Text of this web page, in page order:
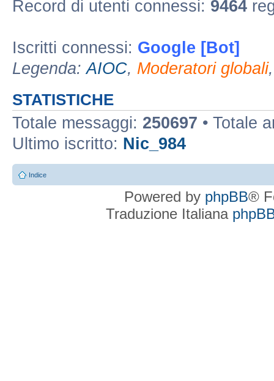
Record di utenti connessi: 9464
Iscritti connessi: Google [Bot]
Legenda:AIOC, Moderatori globali
STATISTICHE
Totale messaggi: 250697 • Totale
Ultimo iscritto: Nic_984
Indice
Powered by phpBB®
Traduzione Italiana